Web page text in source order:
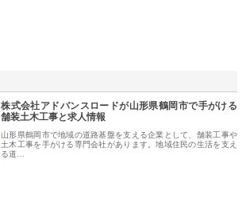
株式会社アドバンスロードが山形県鶴岡市で手がける
舗装土木工事と求人情報
山形県鶴岡市で地域の道路基盤を支える企業として、舗装工事や
土木工事を手がける専門会社があります。地域住民の生活を支え
る道…